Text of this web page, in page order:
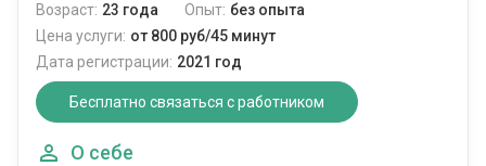
Возраст: 23 года Опыт: без опыта
Цена услуги: от 800 руб/45 минут
Дата регистрации: 2021 год
Бесплатно связаться с работником
О себе